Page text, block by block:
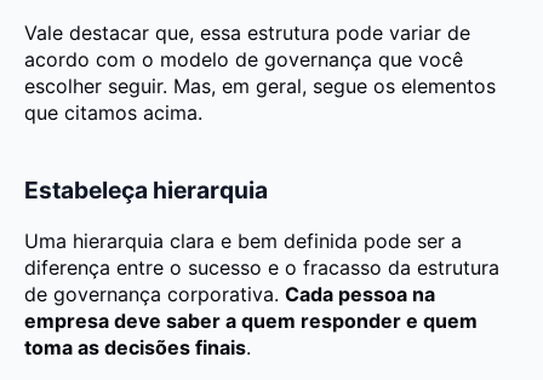
Vale destacar que, essa estrutura pode variar de
acordo com o modelo de governança que você
escolher seguir. Mas, em geral, segue os elementos
que citamos acima.
Estabeleça hierarquia
Uma hierarquia clara e bem definida pode ser a
diferença entre o sucesso e o fracasso da estrutura
de governança corporativa. Cada pessoa na
empresa deve saber a quem responder e quem
toma as decisões finais.